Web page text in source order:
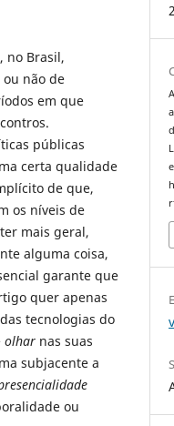
no Brasil,
não de
em que
públicas
certa qualidade
de que,
os níveis de
mais geral,
alguma coisa,
garante que
quer apenas
tecnologias do
olhar nas suas
subjacente a
ou